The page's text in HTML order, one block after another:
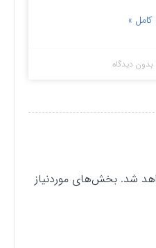
»
دیدگاه
شد. بخش‌های موردنیاز